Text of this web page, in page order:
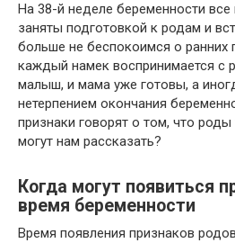
На 38-й неделе беременности
заняты подготовкой к родам и
больше не беспокоимся о ранних
каждый намек воспринимается с
малыш, и мама уже готовы, а
нетерпением окончания
признаки говорят о том, что
могут нам рассказать?
Когда могут появиться
время беременности
Время появления признаков